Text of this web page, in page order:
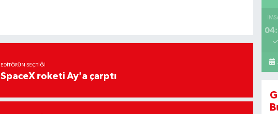
EDITÖRÜN SEÇTIĞI
SpaceX roketi Ay'a çarptı